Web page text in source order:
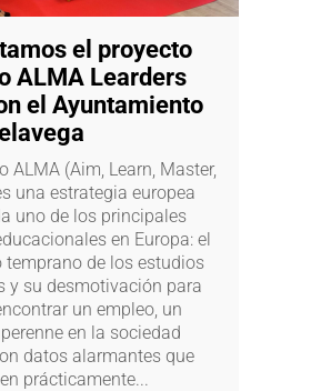
el proyecto
ALMA Learders
el Ayuntamiento
ALMA (Aim, Learn, Master,
una estrategia europea
uno de los principales
en Europa: el
temprano de los estudios
y su desmotivación para
un empleo, un
en la sociedad
datos alarmantes que
prácticamente...